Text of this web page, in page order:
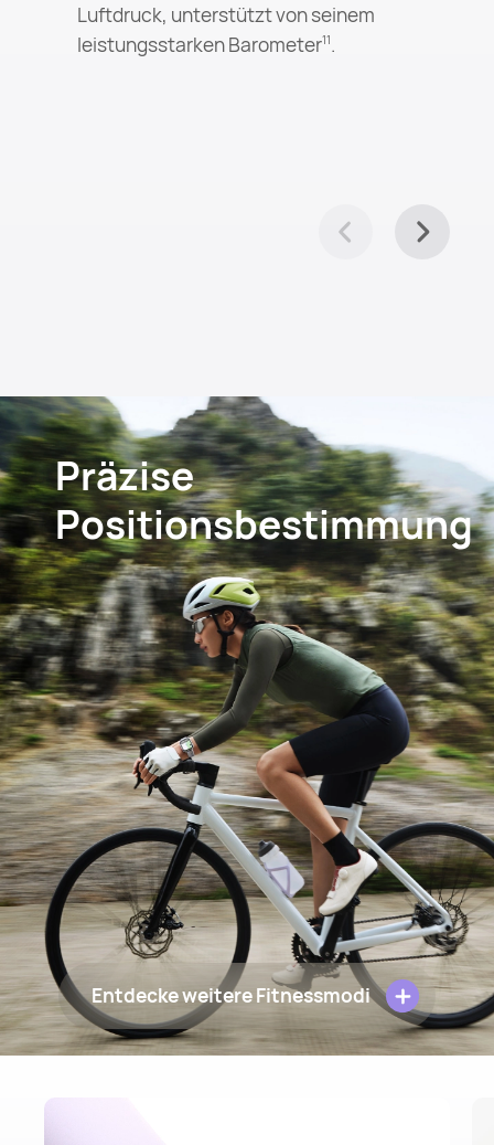
Luftdruck, unterstützt von seinem
leistungsstarken Barometer11.
Präzise
Positionsbestimmung
Entdecke weitere Fitnessmodi